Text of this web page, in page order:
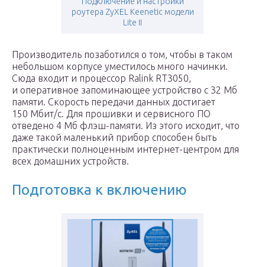
роутера ZyXEL Keenetic модели
Lite II
Производитель позаботился о том, чтобы в таком
небольшом корпусе уместилось много начинки.
Сюда входит и процессор Ralink RT3050,
и оперативное запоминающее устройство с 32 Мб
памяти. Скорость передачи данных достигает
150 Мбит/с. Для прошивки и сервисного ПО
отведено 4 Мб флэш-памяти. Из этого исходит, что
даже такой маленький прибор способен быть
практически полноценным интернет-центром для
всех домашних устройств.
Подготовка к включению